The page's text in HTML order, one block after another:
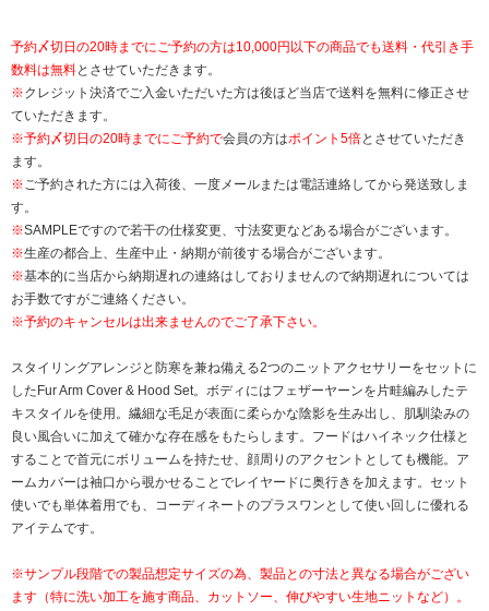
予約〆切日の20時までにご予約の方は10,000円以下の商品でも送料・代引き手
数料は無料とさせていただきます。
※クレジット決済でご入金いただいた方は後ほど当店で送料を無料に修正させ
ていただきます。
※予約〆切日の20時までにご予約で会員の方はポイント5倍とさせていただき
ます。
※ご予約された方には入荷後、一度メールまたは電話連絡してから発送致しま
す。
※SAMPLEですので若干の仕様変更、寸法変更などある場合がございます。
※生産の都合上、生産中止・納期が前後する場合がございます。
※基本的に当店から納期遅れの連絡はしておりませんので納期遅れについては
お手数ですがご連絡ください。
※予約のキャンセルは出来ませんのでご了承下さい。
スタイリングアレンジと防寒を兼ね備える2つのニットアクセサリーをセットに
したFur Arm Cover & Hood Set。ボディにはフェザーヤーンを片畦編みしたテ
キスタイルを使用。繊細な毛足が表面に柔らかな陰影を生み出し、肌馴染みの
良い風合いに加えて確かな存在感をもたらします。フードはハイネック仕様と
することで首元にボリュームを持たせ、顔周りのアクセントとしても機能。ア
ームカバーは袖口から覗かせることでレイヤードに奥行きを加えます。セット
使いでも単体着用でも、コーディネートのプラスワンとして使い回しに優れる
アイテムです。
※サンプル段階での製品想定サイズの為、製品との寸法と異なる場合がござい
ます（特に洗い加工を施す商品、カットソー、伸びやすい生地ニットなど）。